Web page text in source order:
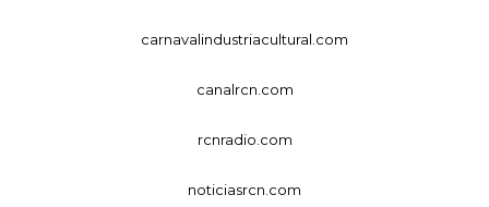
carnavalindustriacultural.com
canalrcn.com
rcnradio.com
noticiasrcn.com